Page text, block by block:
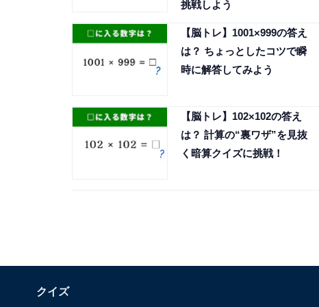
挑戦しよう
【脳トレ】1001×999の答え
は？ ちょっとしたコツで瞬
時に解答してみよう
【脳トレ】102×102の答え
は？ 計算の“裏ワザ”を見抜
く暗算クイズに挑戦！
クイズ